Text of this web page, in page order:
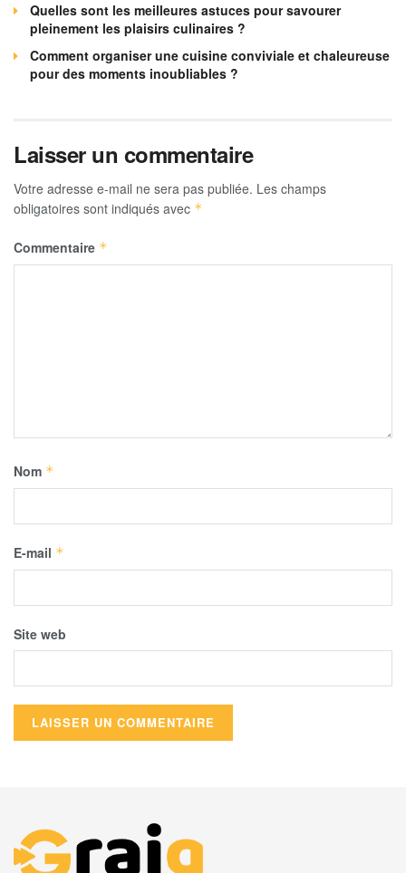
Quelles sont les meilleures astuces pour savourer
pleinement les plaisirs culinaires ?
Comment organiser une cuisine conviviale et chaleureuse
pour des moments inoubliables ?
Laisser un commentaire
Votre adresse e-mail ne sera pas publiée. Les champs
obligatoires sont indiqués avec *
Commentaire *
Nom *
E-mail *
Site web